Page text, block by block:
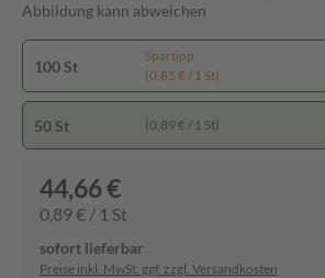
Abbildung kann abweichen
100 St
Spartipp
(0,85 € / 1 St)
50 St (0,89 € / 1 St)
44,66 €
0,89 € / 1 St
sofort lieferbar
Preise inkl. MwSt. ggf. zzgl. Versandkosten